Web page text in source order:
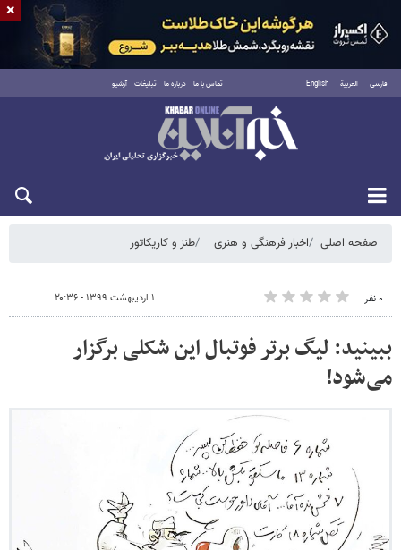
فارسی العربية English تماس با ما درباره ما تبلیغات آرشیو
شنبه ۱۷ مرداد ۱۴۰۵
صفحه اصلی اخبار فرهنگی و هنری طنز و کاریکاتور
۰ نفر ۱ اردیبهشت ۱۳۹۹ - ۲۰:۳۶
ببینید: لیگ برتر فوتبال این شکلی برگزار
می‌شود!
×